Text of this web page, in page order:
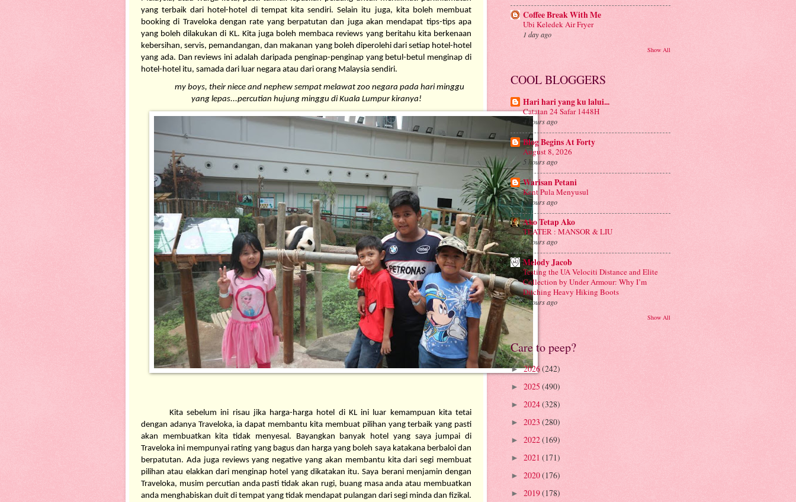
yang terbaik dari hotel-hotel di tempat kita sendiri. Selain itu juga, kita boleh membuat
booking di Traveloka dengan rate yang berpatutan dan juga akan mendapat tips-tips apa
yang boleh dilakukan di KL. Kita juga boleh membaca reviews yang beritahu kita berkenaan
kebersihan, servis, pemandangan, dan makanan yang boleh diperolehi dari setiap hotel-hotel
yang ada. Dan reviews ini adalah daripada penginap-penginap yang betul-betul menginap di
hotel-hotel itu, samada dari luar negara atau dari orang Malaysia sendiri.
my boys, their niece and nephew sempat melawat zoo negara pada hari minggu
yang lepas...percutian hujung minggu di Kuala Lumpur kiranya!
Kita sebelum ini risau jika harga-harga hotel di KL ini luar kemampuan kita tetai
dengan adanya Traveloka, ia dapat membantu kita membuat pilihan yang terbaik yang pasti
akan membuatkan kita tidak menyesal. Bayangkan banyak hotel yang saya jumpai di
Traveloka ini mempunyai rating yang bagus dan harga yang boleh saya katakana berbaloi dan
berpatutan. Ada juga reviews yang negative yang akan membantu kita dari segi membuat
pilihan atau elakkan dari menginap hotel yang dikatakan itu. Saya berani menjamin dengan
Traveloka, musim percutian anda pasti tidak akan rugi, buang masa anda atau membuatkan
anda menghabiskan duit di tempat yang tidak mendapat pulangan dari segi minda dan fizikal.
Coffee Break With Me
Ubi Keledek Air Fryer
1 day ago
Show All
COOL BLOGGERS
Hari hari yang ku lalui...
Catatan 24 Safar 1448H
4 hours ago
Blog Begins At Forty
August 8, 2026
5 hours ago
Warisan Petani
Kent Pula Menyusul
5 hours ago
Ako Tetap Ako
TEATER : MANSOR & LIU
7 hours ago
Melody Jacob
Testing the UA Velociti Distance and Elite
Collection by Under Armour: Why I’m
Ditching Heavy Hiking Boots
9 hours ago
Show All
Care to peep?
►2026(242)
► 2025 (490)
► 2024(328)
► 2023 (280)
► 2022(169)
► 2021 (171)
► 2020(176)
► 2019(178)